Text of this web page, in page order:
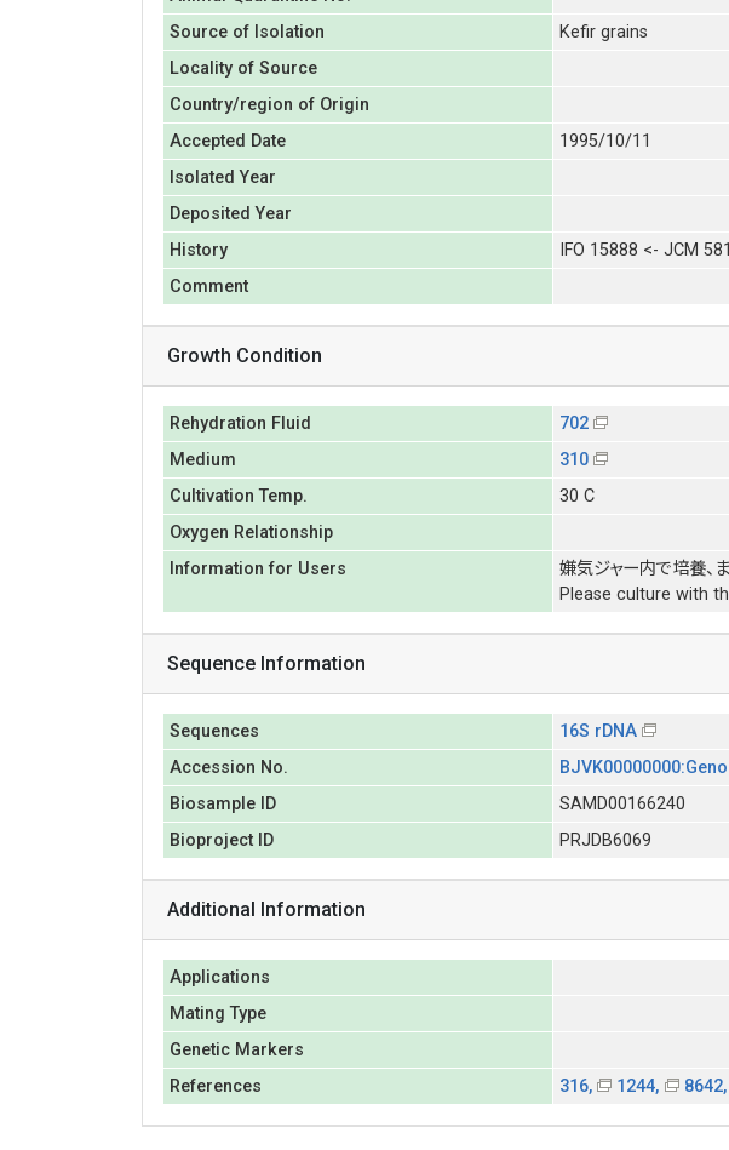
Source of Isolation
Kefir grains
Locality of Source
Country/region of Origin
Accepted Date
1995/10/11
Isolated Year
Deposited Year
History
IFO 15888 <- JCM
Comment
Growth Condition
Rehydration Fluid
702
Medium
310
Cultivation Temp.
30 C
Oxygen Relationship
Information for Users
嫌気ジャー内で培養、
Please culture with
Sequence Information
Sequences
16S rDNA
Accession No.
Biosample ID
SAMD00166240
Bioproject ID
PRJDB6069
Additional Information
Applications
Mating Type
Genetic Markers
References
316, 1244, 8642,